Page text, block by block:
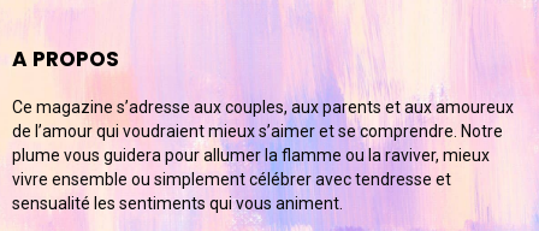
A PROPOS
Ce magazine s’adresse aux couples, aux parents et aux amoureux
de l’amour qui voudraient mieux s’aimer et se comprendre. Notre
plume vous guidera pour allumer la flamme ou la raviver, mieux
vivre ensemble ou simplement célébrer avec tendresse et
sensualité les sentiments qui vous animent.